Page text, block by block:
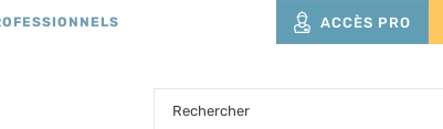
ACCÈS PRO